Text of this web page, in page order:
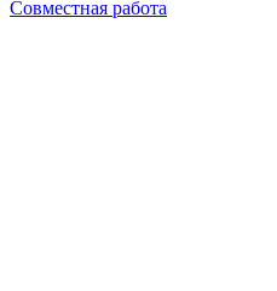
Совместная работа